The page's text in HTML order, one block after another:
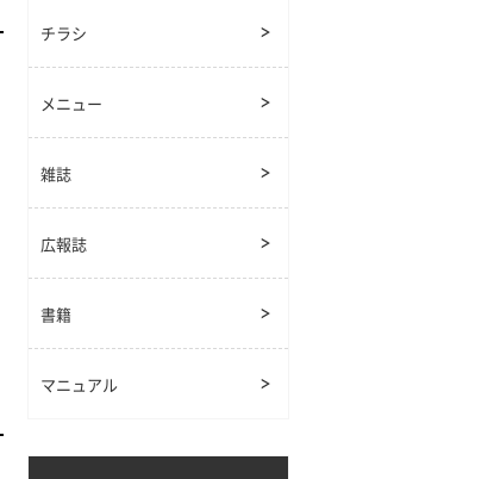
チラシ
メニュー
雑誌
広報誌
書籍
マニュアル